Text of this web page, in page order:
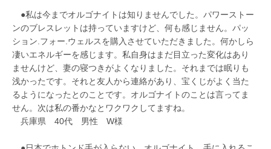
●私は今までオルゴナイトは知りませんでした。パワーストー
ンのブレスレットは持っていますけど、何も感じません。パッ
ション.フォー.ウェルスを購入させていただきました。何かしら
凄いエネルギーを感じます。私自身はまだ目立った変化はあり
ませんけど、妻の寝つきがよくなりました。それまでは眠りも
浅かったです。それと友人から連絡があり、宝くじがよく当た
るようになったとのことです。オルゴナイトのことは言ってま
せん。次は私の番かなとワクワクしてますね。
兵庫県 40代 男性 W様